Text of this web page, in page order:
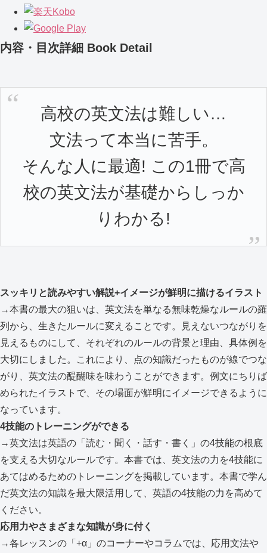
内容・目次詳細 Book Detail
高校の英文法は難しい…
文法って本当に苦手。
そんな人に最適! この1冊で高
校の英文法が基礎からしっか
りわかる!
スッキリと読みやすい解説+イメージが鮮明に描けるイラスト
→本書の最大の狙いは、英文法を単なる無味乾燥なルールの羅
列から、生きたルールに変えることです。見えないつながりを
見えるものにして、それぞれのルールの背景と理由、具体例を
大切にしました。これにより、点の知識だったものが線でつな
がり、英文法の醍醐味を味わうことができます。例文にちりば
められたイラストで、その場面が鮮明にイメージできるように
なっています。
4技能のトレーニングができる
→英文法は英語の「読む・聞く・話す・書く」の4技能の根底
を支える大切なルールです。本書では、英文法の力を4技能に
あてはめるためのトレーニングを掲載しています。本書で学ん
だ英文法の知識を最大限活用して、英語の4技能の力を高めて
ください。
応用力やさまざまな知識が身に付く
→各レッスンの「+α」のコーナーやコラムでは、応用文法や